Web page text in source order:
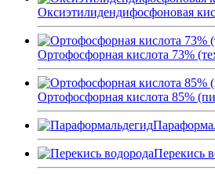
Оксиэтилидендифосфоновая
Ортофосфорная кислота 73%
Ортофосфорная кислота 85%
Перекись